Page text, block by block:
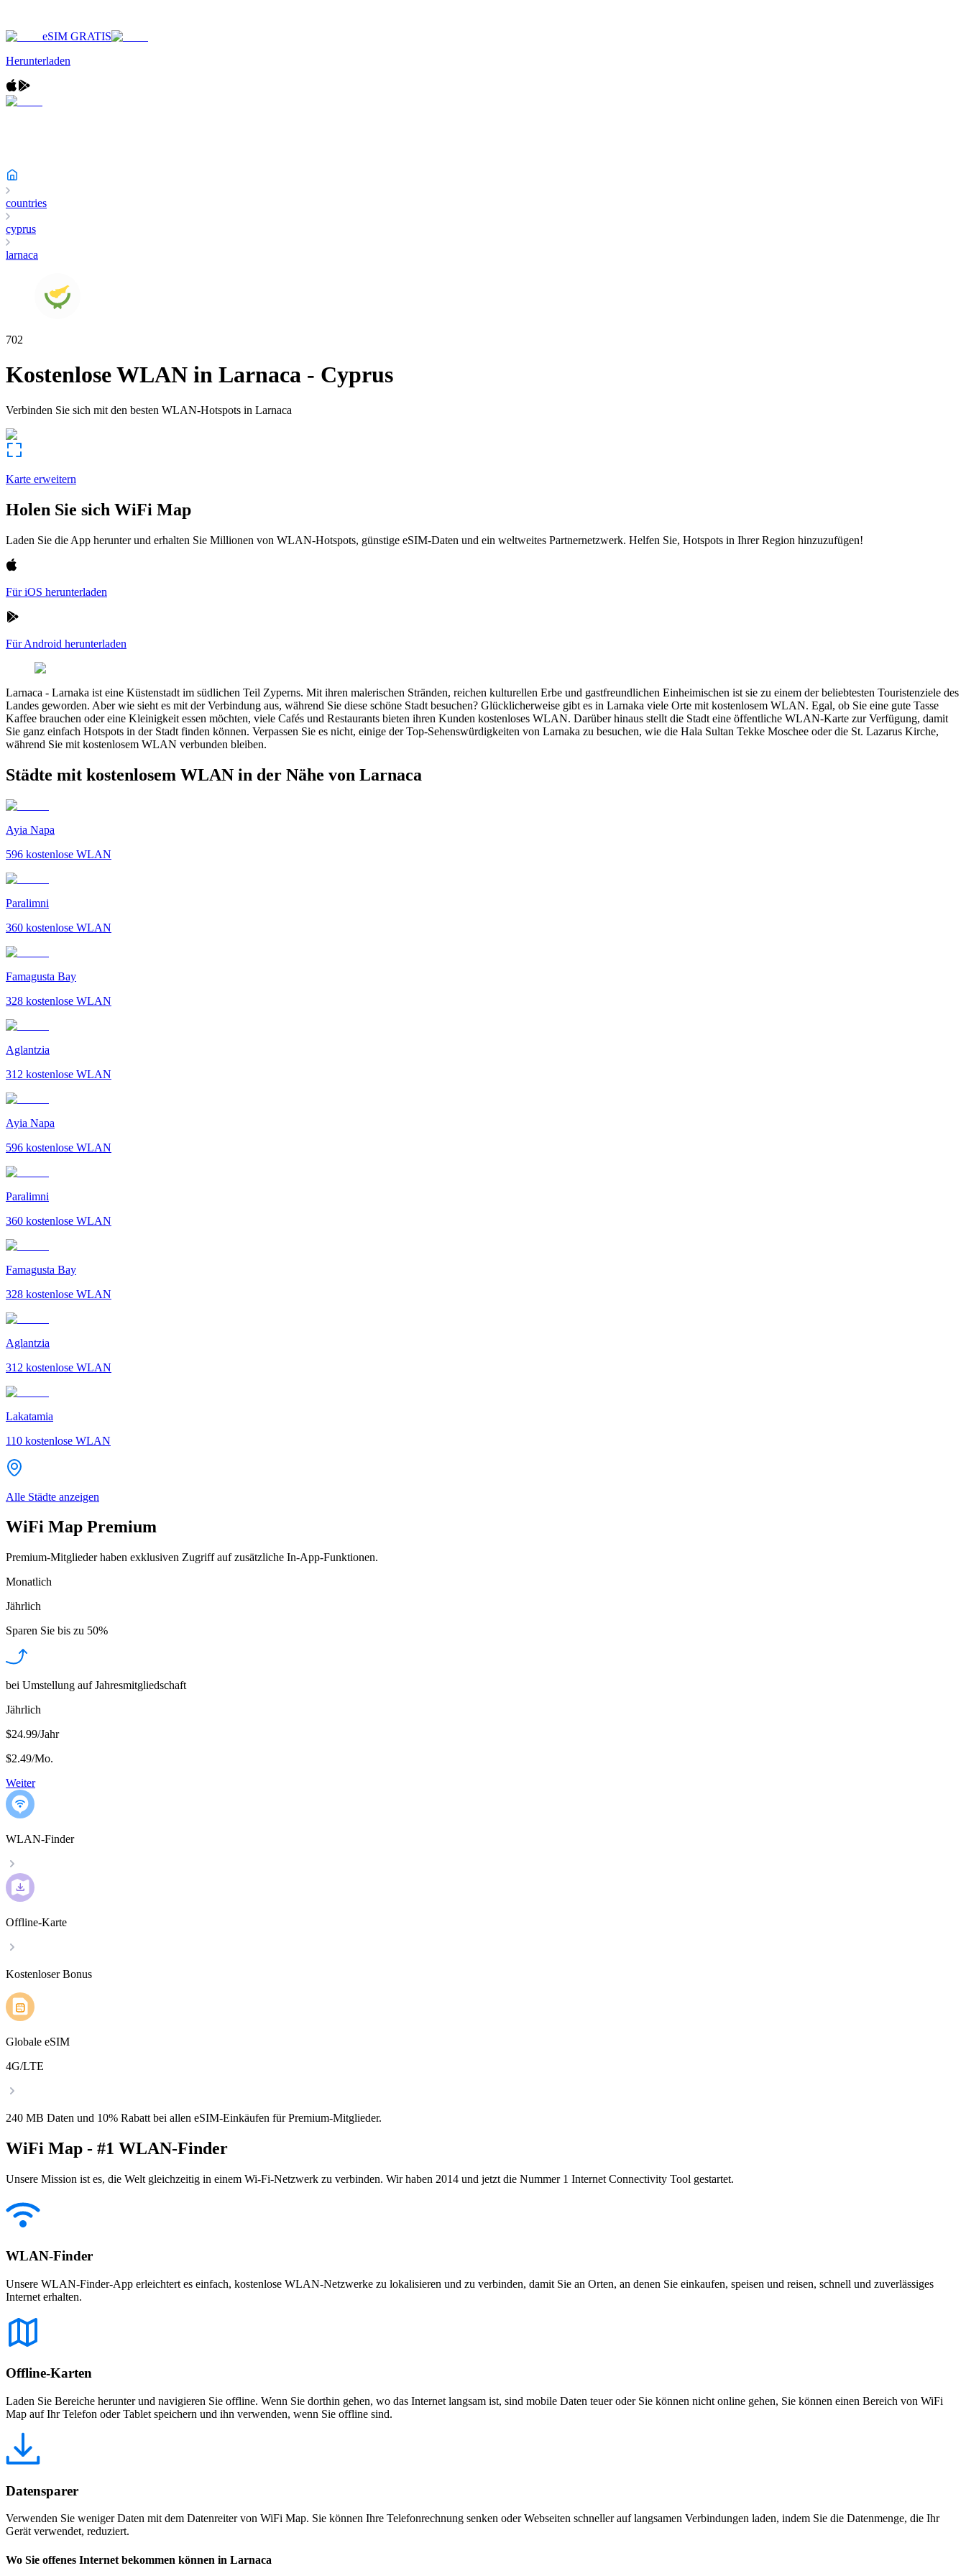
eSIM GRATIS
Herunterladen
countries
cyprus
larnaca
702
Kostenlose WLAN in Larnaca - Cyprus
Verbinden Sie sich mit den besten WLAN-Hotspots in Larnaca
Karte erweitern
Holen Sie sich WiFi Map
Laden Sie die App herunter und erhalten Sie Millionen von WLAN-Hotspots, günstige eSIM-Daten und ein weltweites Partnernetzwerk. Helfen Sie, Hotspots in Ihrer Region hinzuzufügen!
Für iOS herunterladen
Für Android herunterladen
Larnaca - Larnaka ist eine Küstenstadt im südlichen Teil Zyperns. Mit ihren malerischen Stränden, reichen kulturellen Erbe und gastfreundlichen Einheimischen ist sie zu einem der beliebtesten Touristenziele des
Landes geworden. Aber wie sieht es mit der Verbindung aus, während Sie diese schöne Stadt besuchen? Glücklicherweise gibt es in Larnaka viele Orte mit kostenlosem WLAN. Egal, ob Sie eine gute Tasse
Kaffee brauchen oder eine Kleinigkeit essen möchten, viele Cafés und Restaurants bieten ihren Kunden kostenloses WLAN. Darüber hinaus stellt die Stadt eine öffentliche WLAN-Karte zur Verfügung, damit
Sie ganz einfach Hotspots in der Stadt finden können. Verpassen Sie es nicht, einige der Top-Sehenswürdigkeiten von Larnaka zu besuchen, wie die Hala Sultan Tekke Moschee oder die St. Lazarus Kirche,
während Sie mit kostenlosem WLAN verbunden bleiben.
Städte mit kostenlosem WLAN in der Nähe von Larnaca
Ayia Napa
596 kostenlose WLAN
Paralimni
360 kostenlose WLAN
Famagusta Bay
328 kostenlose WLAN
Aglantzia
312 kostenlose WLAN
Ayia Napa
596 kostenlose WLAN
Paralimni
360 kostenlose WLAN
Famagusta Bay
328 kostenlose WLAN
Aglantzia
312 kostenlose WLAN
Lakatamia
110 kostenlose WLAN
Alle Städte anzeigen
WiFi Map Premium
Premium-Mitglieder haben exklusiven Zugriff auf zusätzliche In-App-Funktionen.
Monatlich
Jährlich
Sparen Sie bis zu 50%
bei Umstellung auf Jahresmitgliedschaft
Jährlich
$24.99/Jahr
$2.49/Mo.
Weiter
WLAN-Finder
Offline-Karte
Kostenloser Bonus
Globale eSIM
4G/LTE
240 MB Daten und 10% Rabatt bei allen eSIM-Einkäufen für Premium-Mitglieder.
WiFi Map - #1 WLAN-Finder
Unsere Mission ist es, die Welt gleichzeitig in einem Wi-Fi-Netzwerk zu verbinden. Wir haben 2014 und jetzt die Nummer 1 Internet Connectivity Tool gestartet.
WLAN-Finder
Unsere WLAN-Finder-App erleichtert es einfach, kostenlose WLAN-Netzwerke zu lokalisieren und zu verbinden, damit Sie an Orten, an denen Sie einkaufen, speisen und reisen, schnell und zuverlässiges
Internet erhalten.
Offline-Karten
Laden Sie Bereiche herunter und navigieren Sie offline. Wenn Sie dorthin gehen, wo das Internet langsam ist, sind mobile Daten teuer oder Sie können nicht online gehen, Sie können einen Bereich von WiFi
Map auf Ihr Telefon oder Tablet speichern und ihn verwenden, wenn Sie offline sind.
Datensparer
Verwenden Sie weniger Daten mit dem Datenreiter von WiFi Map. Sie können Ihre Telefonrechnung senken oder Webseiten schneller auf langsamen Verbindungen laden, indem Sie die Datenmenge, die Ihr
Gerät verwendet, reduziert.
Wo Sie offenes Internet bekommen können in Larnaca